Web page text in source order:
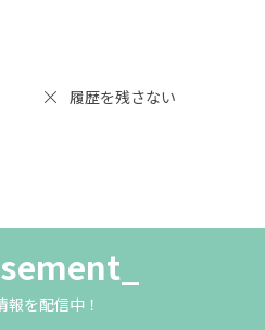
履歴を残さない
を配信中！